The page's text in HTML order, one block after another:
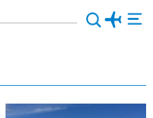
は、湖畔からの眺めも最高ですが、遊